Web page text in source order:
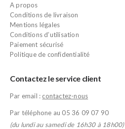
A propos
Conditions de livraison
Mentions légales
Conditions d’utilisation
Paiement sécurisé
Politique de confidentialité
Contactez le service client
Par email : contactez-nous
Par téléphone au 05 36 09 07 90
(du lundi au samedi de 16h30 à 18h00)